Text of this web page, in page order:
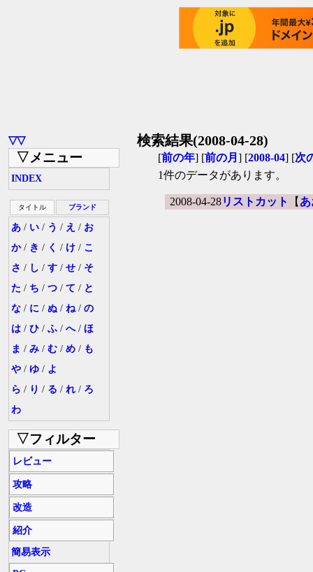
▽▽
▽メニュー
INDEX
タイトル ブランド
あ / い / う / え / お
か/ き / く / け / こ
さ / し / す / せ / そ
た / ち / つ / て / と
な / に / ぬ / ね/ の
は / ひ / ふ / へ/ ほ
ま / み / む / め / も
や / ゆ / よ
ら / り / る / れ / ろ
わ
▽フィルター
レビュー
攻略
改造
紹介
簡易表示
検索結果(2008-04-28)
[前の年] [前の月 ] [2008-04] [次
1件のデータがあります。
2008-04-28リストカット 【